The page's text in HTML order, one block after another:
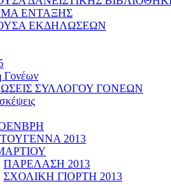
ΕΝΤΑΞΗΣ
ΕΚΔΗΛΩΣΕΩΝ
Γονέων
ΣΥΛΛΟΓΟΥ ΓΟΝΕΩΝ
2013
ΠΑΡΕΛΑΣΗ 2013
ΣΧΟΛΙΚΗ ΓΙΟΡΤΗ 2013